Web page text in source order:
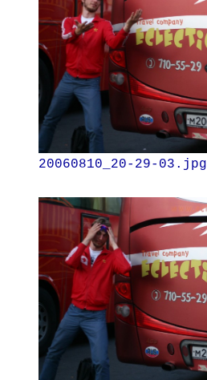
20060810_20-29-03.jpg